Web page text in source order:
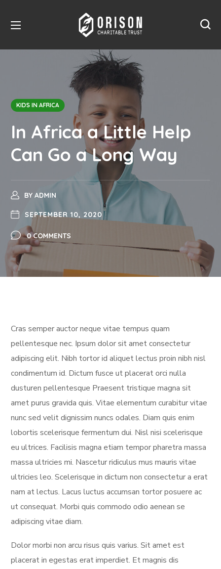
KIDS IN AFRICA
In Africa a Little Help
Can Go a Long Way
BY ADMIN
SEPTEMBER 10, 2020
0 COMMENTS
Cras semper auctor neque vitae tempus quam
pellentesque nec. Ipsum dolor sit amet consectetur
adipiscing elit. Nibh tortor id aliquet lectus proin nibh nisl
condimentum id. Dictum fusce ut placerat orci nulla
dusturen pellentesque Praesent tristique magna sit
amet purus gravida quis. Vitae elementum curabitur vitae
nunc sed velit dignissim nuncs odales. Diam quis enim
lobortis scelerisque fermentum dui. Nisl nisi scelerisque
eu ultrices. Facilisis magna etiam tempor pharetra massa
massa ultricies mi. Nascetur ridiculus mus mauris vitae
ultricies leo. Scelerisque in dictum non consectetur a erat
nam at lectus. Lacus luctus accumsan tortor posuere ac
ut consequat. Morbi quis commodo odio aenean se
adipiscing vitae diam.
Dolor morbi non arcu risus quis varius. Sit amet est
placerat in egestas erat imperdiet. Et magnis dis